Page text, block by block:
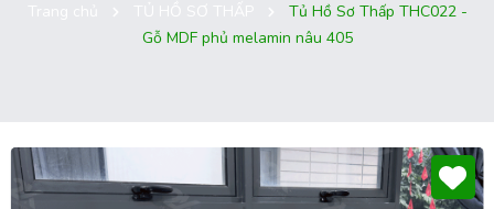
Tủ Hồ Sơ Thấp THC022 -
Gỗ MDF phủ melamin nâu 405